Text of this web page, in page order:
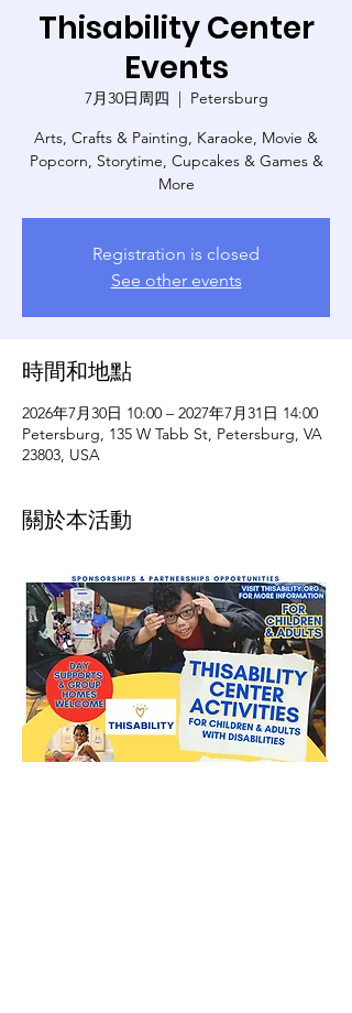
Thisability Center
Events
7月30日周四
  |
Petersburg
Arts, Crafts & Painting, Karaoke, Movie &
Popcorn, Storytime, Cupcakes & Games &
More
Registration is closed
See other events
時間和地點
2026年7月30日 10:00 – 2027年7月31日 14:00
Petersburg, 135 W Tabb St, Petersburg, VA
23803, USA
關於本活動